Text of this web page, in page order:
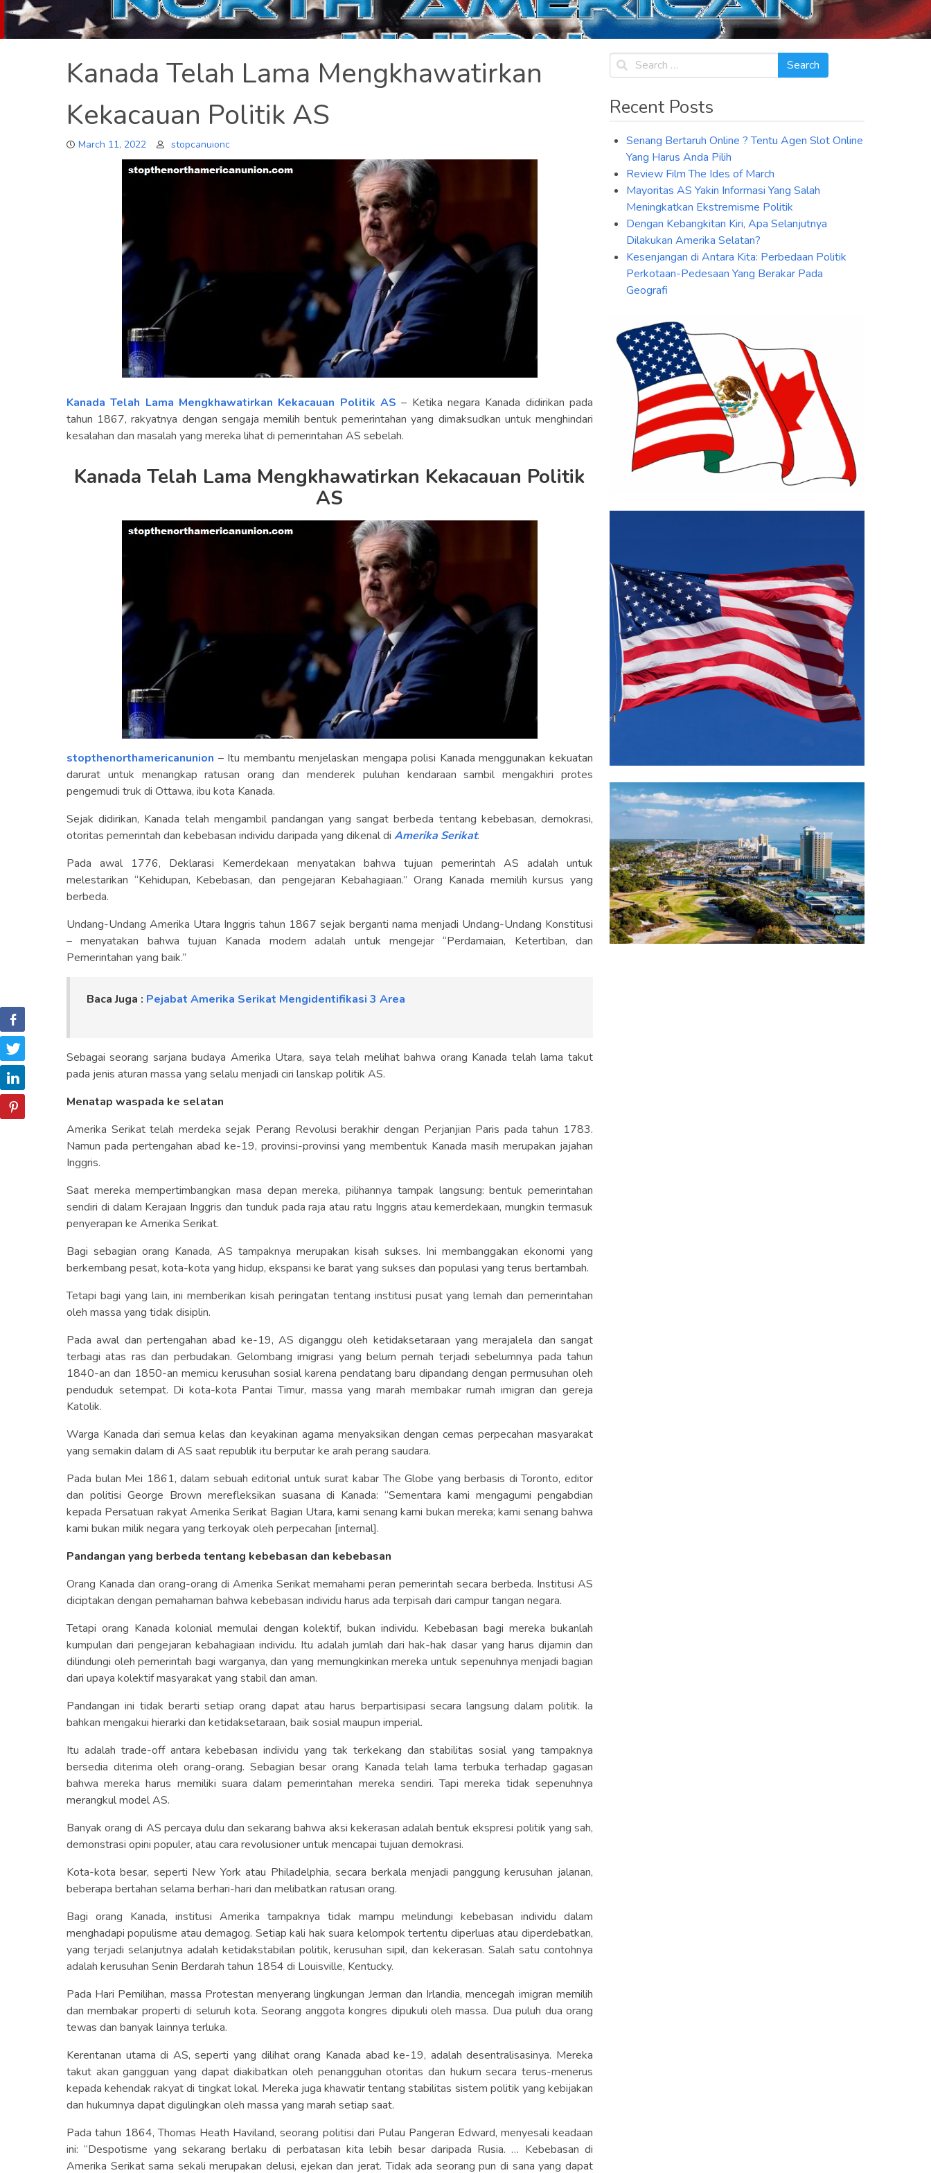
Kanada Telah Lama Mengkhawatirkan
Kekacauan Politik AS
March 11, 2022 stopcanuionc
Kanada Telah Lama Mengkhawatirkan Kekacauan Politik AS – Ketika negara Kanada didirikan pada
tahun 1867, rakyatnya dengan sengaja memilih bentuk pemerintahan yang dimaksudkan untuk menghindari
kesalahan dan masalah yang mereka lihat di pemerintahan AS sebelah.
Kanada Telah Lama Mengkhawatirkan Kekacauan Politik
AS
stopthenorthamericanunion – Itu membantu menjelaskan mengapa polisi Kanada menggunakan kekuatan
darurat untuk menangkap ratusan orang dan menderek puluhan kendaraan sambil mengakhiri protes
pengemudi truk di Ottawa, ibu kota Kanada.
Sejak didirikan, Kanada telah mengambil pandangan yang sangat berbeda tentang kebebasan, demokrasi,
otoritas pemerintah dan kebebasan individu daripada yang dikenal di Amerika Serikat.
Pada awal 1776, Deklarasi Kemerdekaan menyatakan bahwa tujuan pemerintah AS adalah untuk
melestarikan “Kehidupan, Kebebasan, dan pengejaran Kebahagiaan.” Orang Kanada memilih kursus yang
berbeda.
Undang-Undang Amerika Utara Inggris tahun 1867 sejak berganti nama menjadi Undang-Undang Konstitusi
– menyatakan bahwa tujuan Kanada modern adalah untuk mengejar “Perdamaian, Ketertiban, dan
Pemerintahan yang baik.”
Baca Juga : Pejabat Amerika Serikat Mengidentifikasi 3 Area
Sebagai seorang sarjana budaya Amerika Utara, saya telah melihat bahwa orang Kanada telah lama takut
pada jenis aturan massa yang selalu menjadi ciri lanskap politik AS.
Menatap waspada ke selatan
Amerika Serikat telah merdeka sejak Perang Revolusi berakhir dengan Perjanjian Paris pada tahun 1783.
Namun pada pertengahan abad ke-19, provinsi-provinsi yang membentuk Kanada masih merupakan jajahan
Inggris.
Saat mereka mempertimbangkan masa depan mereka, pilihannya tampak langsung: bentuk pemerintahan
sendiri di dalam Kerajaan Inggris dan tunduk pada raja atau ratu Inggris atau kemerdekaan, mungkin termasuk
penyerapan ke Amerika Serikat.
Bagi sebagian orang Kanada, AS tampaknya merupakan kisah sukses. Ini membanggakan ekonomi yang
berkembang pesat, kota-kota yang hidup, ekspansi ke barat yang sukses dan populasi yang terus bertambah.
Tetapi bagi yang lain, ini memberikan kisah peringatan tentang institusi pusat yang lemah dan pemerintahan
oleh massa yang tidak disiplin.
Pada awal dan pertengahan abad ke-19, AS diganggu oleh ketidaksetaraan yang merajalela dan sangat
terbagi atas ras dan perbudakan. Gelombang imigrasi yang belum pernah terjadi sebelumnya pada tahun
1840-an dan 1850-an memicu kerusuhan sosial karena pendatang baru dipandang dengan permusuhan oleh
penduduk setempat. Di kota-kota Pantai Timur, massa yang marah membakar rumah imigran dan gereja
Katolik.
Warga Kanada dari semua kelas dan keyakinan agama menyaksikan dengan cemas perpecahan masyarakat
yang semakin dalam di AS saat republik itu berputar ke arah perang saudara.
Pada bulan Mei 1861, dalam sebuah editorial untuk surat kabar The Globe yang berbasis di Toronto, editor
dan politisi George Brown merefleksikan suasana di Kanada: “Sementara kami mengagumi pengabdian
kepada Persatuan rakyat Amerika Serikat Bagian Utara, kami senang kami bukan mereka; kami senang bahwa
kami bukan milik negara yang terkoyak oleh perpecahan [internal].
Pandangan yang berbeda tentang kebebasan dan kebebasan
Orang Kanada dan orang-orang di Amerika Serikat memahami peran pemerintah secara berbeda. Institusi AS
diciptakan dengan pemahaman bahwa kebebasan individu harus ada terpisah dari campur tangan negara.
Tetapi orang Kanada kolonial memulai dengan kolektif, bukan individu. Kebebasan bagi mereka bukanlah
kumpulan dari pengejaran kebahagiaan individu. Itu adalah jumlah dari hak-hak dasar yang harus dijamin dan
dilindungi oleh pemerintah bagi warganya, dan yang memungkinkan mereka untuk sepenuhnya menjadi bagian
dari upaya kolektif masyarakat yang stabil dan aman.
Pandangan ini tidak berarti setiap orang dapat atau harus berpartisipasi secara langsung dalam politik. Ia
bahkan mengakui hierarki dan ketidaksetaraan, baik sosial maupun imperial.
Itu adalah trade-off antara kebebasan individu yang tak terkekang dan stabilitas sosial yang tampaknya
bersedia diterima oleh orang-orang. Sebagian besar orang Kanada telah lama terbuka terhadap gagasan
bahwa mereka harus memiliki suara dalam pemerintahan mereka sendiri. Tapi mereka tidak sepenuhnya
merangkul model AS.
Banyak orang di AS percaya dulu dan sekarang bahwa aksi kekerasan adalah bentuk ekspresi politik yang sah,
demonstrasi opini populer, atau cara revolusioner untuk mencapai tujuan demokrasi.
Kota-kota besar, seperti New York atau Philadelphia, secara berkala menjadi panggung kerusuhan jalanan,
beberapa bertahan selama berhari-hari dan melibatkan ratusan orang.
Bagi orang Kanada, institusi Amerika tampaknya tidak mampu melindungi kebebasan individu dalam
menghadapi populisme atau demagog. Setiap kali hak suara kelompok tertentu diperluas atau diperdebatkan,
yang terjadi selanjutnya adalah ketidakstabilan politik, kerusuhan sipil, dan kekerasan. Salah satu contohnya
adalah kerusuhan Senin Berdarah tahun 1854 di Louisville, Kentucky.
Pada Hari Pemilihan, massa Protestan menyerang lingkungan Jerman dan Irlandia, mencegah imigran memilih
dan membakar properti di seluruh kota. Seorang anggota kongres dipukuli oleh massa. Dua puluh dua orang
tewas dan banyak lainnya terluka.
Kerentanan utama di AS, seperti yang dilihat orang Kanada abad ke-19, adalah desentralisasinya. Mereka
takut akan gangguan yang dapat diakibatkan oleh penangguhan otoritas dan hukum secara terus-menerus
kepada kehendak rakyat di tingkat lokal. Mereka juga khawatir tentang stabilitas sistem politik yang kebijakan
dan hukumnya dapat digulingkan oleh massa yang marah setiap saat.
Pada tahun 1864, Thomas Heath Haviland, seorang politisi dari Pulau Pangeran Edward, menyesali keadaan
ini: “Despotisme yang sekarang berlaku di perbatasan kita lebih besar daripada Rusia. … Kebebasan di
Amerika Serikat sama sekali merupakan delusi, ejekan dan jerat. Tidak ada seorang pun di sana yang dapat
Recent Posts
Senang Bertaruh Online ? Tentu Agen Slot Online
Yang Harus Anda Pilih
Review Film The Ides of March
Mayoritas AS Yakin Informasi Yang Salah
Meningkatkan Ekstremisme Politik
Dengan Kebangkitan Kiri, Apa Selanjutnya
Dilakukan Amerika Selatan?
Kesenjangan di Antara Kita: Perbedaan Politik
Perkotaan-Pedesaan Yang Berakar Pada
Geografi